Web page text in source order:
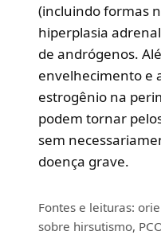
(incluindo formas
hiperplasia
de andrógenos.
envelhecimento e
estrogênio na
podem tornar
sem
doença grave.
Fontes e leituras:
sobre hirsutismo,